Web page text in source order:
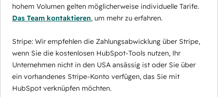
hohem Volumen gelten möglicherweise individuelle Tarife.
Das Team kontaktieren, um mehr zu erfahren.
Stripe: Wir empfehlen die Zahlungsabwicklung über Stripe,
wenn Sie die kostenlosen HubSpot-Tools nutzen, Ihr
Unternehmen nicht in den USA ansässig ist oder Sie über
ein vorhandenes Stripe-Konto verfügen, das Sie mit
HubSpot verknüpfen möchten.